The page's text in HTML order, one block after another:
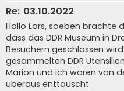
Re: 03.10.2022
Hallo Lars, soeben brachte
dass das DDR Museum in
Besuchern geschlossen
gesammelten DDR
Marion und ich waren von
überaus enttäuscht.